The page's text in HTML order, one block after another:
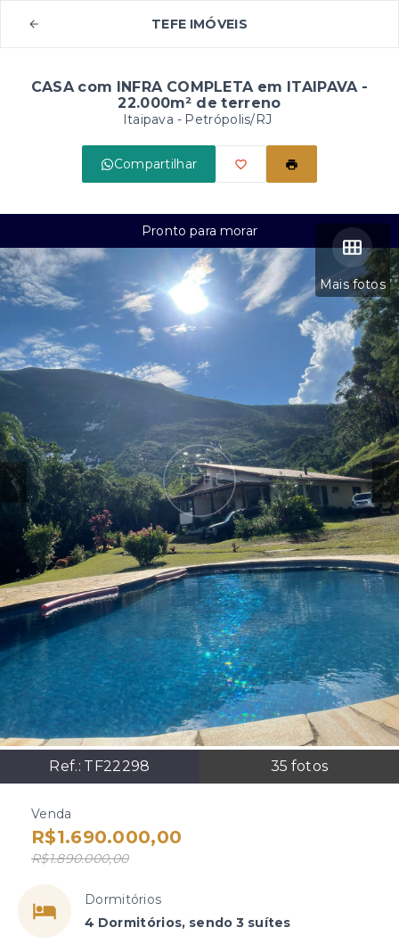
TEFE IMÓVEIS
CASA com INFRA COMPLETA em ITAIPAVA -
22.000m² de terreno
Itaipava - Petrópolis/RJ
Compartilhar
Mais fotos
Ref.: TF22298 35 fotos
Pronto para morar
Venda
R$1.690.000,00
R$1.890.000,00
Dormitórios
4 Dormitórios, sendo 3 suítes